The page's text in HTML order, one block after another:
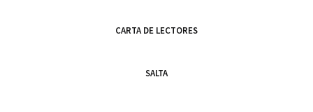
CARTA DE LECTORES
SALTA